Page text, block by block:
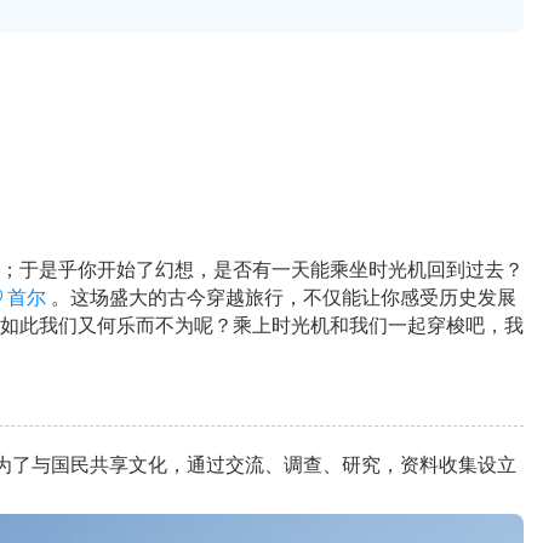
于是乎你开始了幻想，是否有一天能乘坐时光机回到过去？
首尔 。这场盛大的古今穿越旅行，不仅能让你感受历史发展
此我们又何乐而不为呢？乘上时光机和我们一起穿梭吧，我
与国民共享文化，通过交流、调查、研究，资料收集设立